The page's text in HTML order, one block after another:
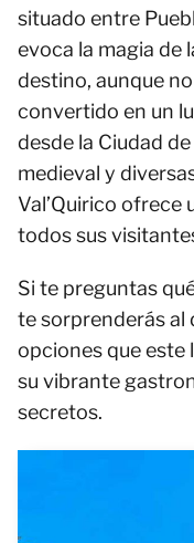
situado entre
evoca la magia de
destino, aunque
convertido en un
desde la Ciudad
medieval y
Val’Quirico ofrece
todos sus
Si te preguntas
te sorprenderás al
opciones que este
su vibrante
secretos.